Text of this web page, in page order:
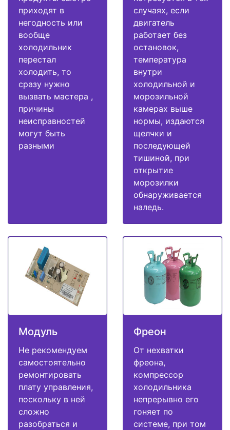
приходят в
негодность или
вообще
холодильник
перестал
холодить, то
сразу нужно
вызвать мастера ,
причины
неисправностей
могут быть
разными
случаях, если
двигатель
работает без
остановок,
температура
внутри
холодильной и
морозильной
камерах выше
нормы, издаются
щелчки и
последующей
тишиной, при
открытие
морозилки
обнаруживается
наледь.
Модуль
Не рекомендуем
самостоятельно
ремонтировать
плату управления,
поскольку в ней
сложно
разобраться и
Фреон
От нехватки
фреона,
компрессор
холодильника
непрерывно его
гоняет по
системе, при том